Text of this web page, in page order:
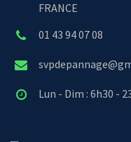
FRANCE
01 43 94 07 08
Lun - Dim : 6h30 -